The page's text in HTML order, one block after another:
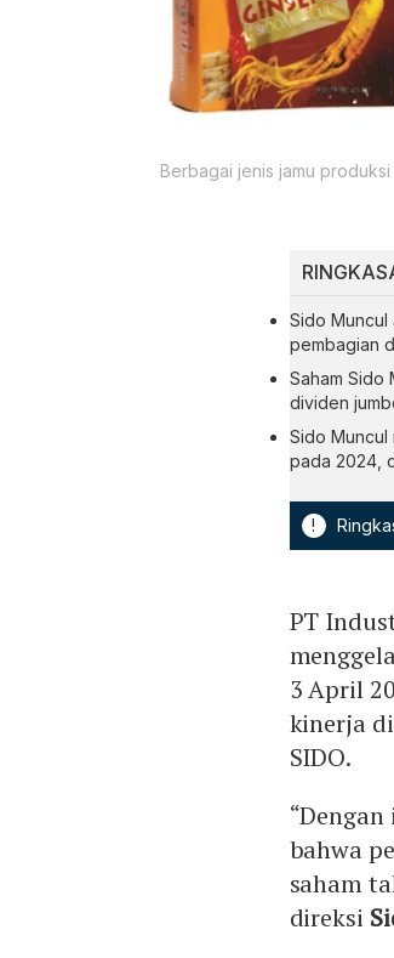
Berbagai jenis jamu
Sido Muncul
pembagian
Saham Sido
dividen
Sido Muncul
pada 2024,
!
PT
3 April
kinerja
SIDO.
bahwa
saham
direksi